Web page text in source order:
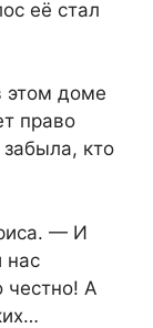
её стал
доме
право
кто
— И
нас
честно! А